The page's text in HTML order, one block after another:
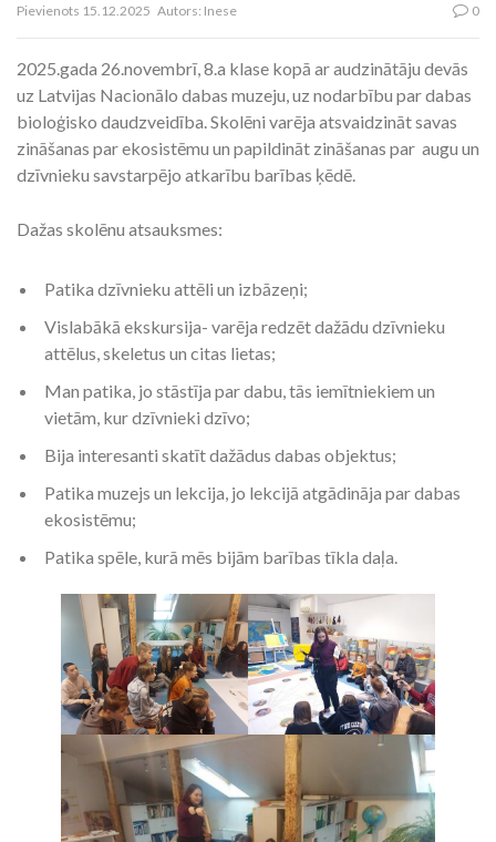
Pievienots 15.12.2025 Autors: Inese 0
2025.gada 26.novembrī, 8.a klase kopā ar audzinātāju devās
uz Latvijas Nacionālo dabas muzeju, uz nodarbību par dabas
bioloģisko daudzveidība. Skolēni varēja atsvaidzināt savas
zināšanas par ekosistēmu un papildināt zināšanas par augu un
dzīvnieku savstarpējo atkarību barības ķēdē.
Dažas skolēnu atsauksmes:
Patika dzīvnieku attēli un izbāzeņi;
Vislabākā ekskursija- varēja redzēt dažādu dzīvnieku
attēlus, skeletus un citas lietas;
Man patika, jo stāstīja par dabu, tās iemītniekiem un
vietām, kur dzīvnieki dzīvo;
Bija interesanti skatīt dažādus dabas objektus;
Patika muzejs un lekcija, jo lekcijā atgādināja par dabas
ekosistēmu;
Patika spēle, kurā mēs bijām barības tīkla daļa.